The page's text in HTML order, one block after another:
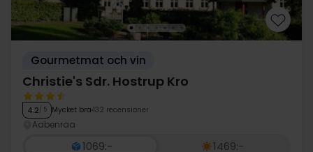
Gourmetmat och vin
Christie's Sdr. Hostrup Kro
4.2/ 5 Mycket bra 132 recensioner
Aabenraa
1069:-
1469:-